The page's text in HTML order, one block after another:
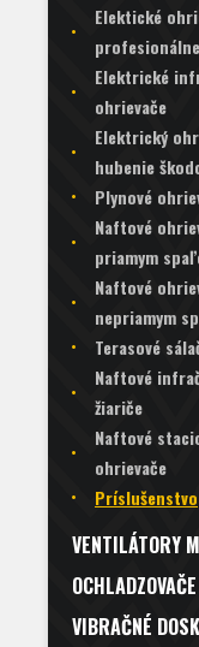
Elektické
profesionálne
Elektrické
ohrievače
Elektrický
hubenie
Plynové
Naftové
priamym
Naftové
nepriamym
Terasové
Naftové
žiariče
Naftové
ohrievače
Príslušenstvo
VENTILÁTORY
VIBRAČNÉ